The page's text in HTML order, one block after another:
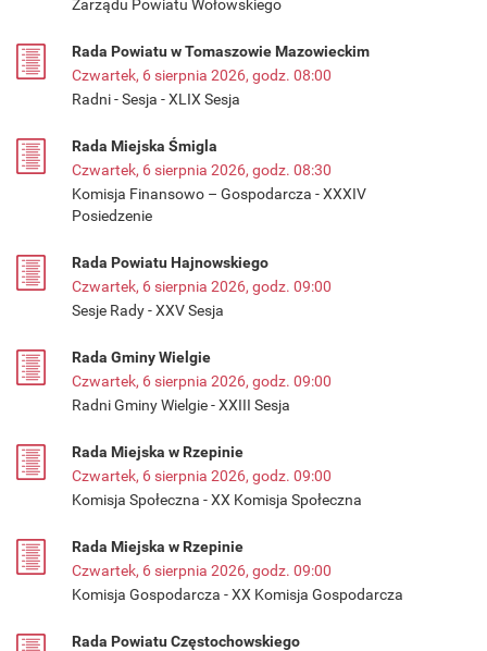
Zarządu Powiatu Wołowskiego
Rada Powiatu w Tomaszowie Mazowieckim
Czwartek, 6 sierpnia 2026, godz. 08:00
Radni - Sesja - XLIX Sesja
Rada Miejska Śmigla
Czwartek, 6 sierpnia 2026, godz. 08:30
Komisja Finansowo – Gospodarcza - XXXIV
Posiedzenie
Rada Powiatu Hajnowskiego
Czwartek, 6 sierpnia 2026, godz. 09:00
Sesje Rady - XXV Sesja
Rada Gminy Wielgie
Czwartek, 6 sierpnia 2026, godz. 09:00
Radni Gminy Wielgie - XXIII Sesja
Rada Miejska w Rzepinie
Czwartek, 6 sierpnia 2026, godz. 09:00
Komisja Społeczna - XX Komisja Społeczna
Rada Miejska w Rzepinie
Czwartek, 6 sierpnia 2026, godz. 09:00
Komisja Gospodarcza - XX Komisja Gospodarcza
Rada Powiatu Częstochowskiego